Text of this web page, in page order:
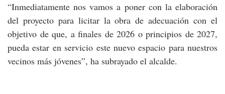
“Inmediatamente nos vamos a poner con la elaboración
del proyecto para licitar la obra de adecuación con el
objetivo de que, a finales de 2026 o principios de 2027,
pueda estar en servicio este nuevo espacio para nuestros
vecinos más jóvenes”, ha subrayado el alcalde.